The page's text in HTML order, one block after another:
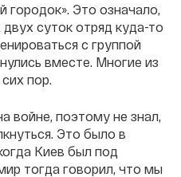
городок». Это означало,
суток отряд куда-то
с группой
вместе. Многие из
пор.
войне, поэтому не знал,
Это было в
Киев был под
тогда говорил, что мы